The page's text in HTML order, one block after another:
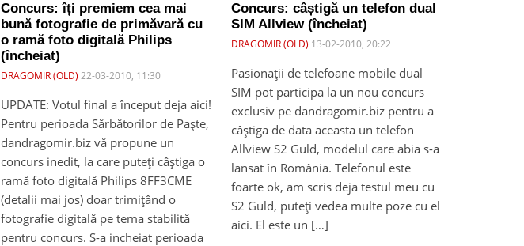
Concurs: îți premiem cea mai
bună fotografie de primăvară cu
o ramă foto digitală Philips
(încheiat)
DRAGOMIR (OLD) 22-03-2010, 11:30
UPDATE: Votul final a început deja aici!
Pentru perioada Sărbătorilor de Paște,
dandragomir.biz vă propune un
concurs inedit, la care puteți câștiga o
ramă foto digitală Philips 8FF3CME
(detalii mai jos) doar trimițând o
fotografie digitală pe tema stabilită
pentru concurs. S-a incheiat perioada
Concurs: câștigă un telefon dual
SIM Allview (încheiat)
DRAGOMIR (OLD) 13-02-2010, 20:22
Pasionații de telefoane mobile dual
SIM pot participa la un nou concurs
exclusiv pe dandragomir.biz pentru a
câștiga de data aceasta un telefon
Allview S2 Guld, modelul care abia s-a
lansat în România. Telefonul este
foarte ok, am scris deja testul meu cu
S2 Guld, puteți vedea multe poze cu el
aici. El este un […]